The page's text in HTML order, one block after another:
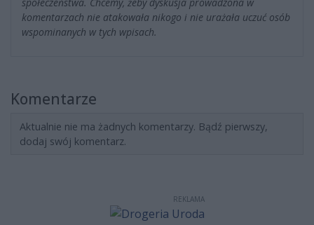
komentarzach nie atakowała nikogo i nie urażała uczuć osób
wspominanych w tych wpisach.
Komentarze
Aktualnie nie ma żadnych komentarzy. Bądź pierwszy,
dodaj swój komentarz.
REKLAMA